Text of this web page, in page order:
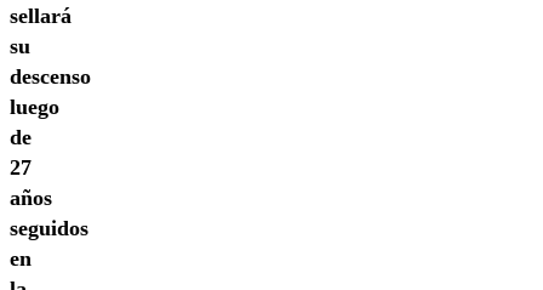
sellará
su
descenso
luego
de
27
años
seguidos
en